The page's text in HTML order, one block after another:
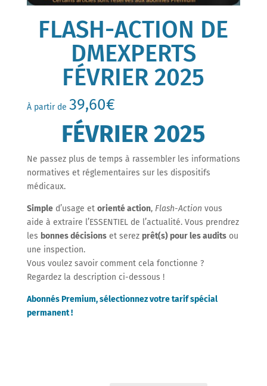
FLASH-ACTION DE
DMEXPERTS
FÉVRIER 2025
À partir de 39,60€
FÉVRIER 2025
Ne passez plus de temps à rassembler les informations
normatives et réglementaires sur les dispositifs
médicaux.
Simpled’usage et orienté action, Flash-Action vous
aide à extraire l’ESSENTIEL de l’actualité. Vous prendrez
les bonnes décisionset serez prêt(s) pour les auditsou
une inspection.
Vous voulez savoir comment cela fonctionne ?
Regardez la description ci-dessous !
Abonnés Premium, sélectionnez votre tarif spécial
permanent !